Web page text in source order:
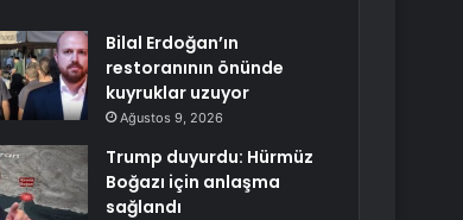
Bilal Erdoğan’ın
restoranının önünde
kuyruklar uzuyor
Ağustos 9, 2026
Trump duyurdu: Hürmüz
Boğazı için anlaşma
sağlandı